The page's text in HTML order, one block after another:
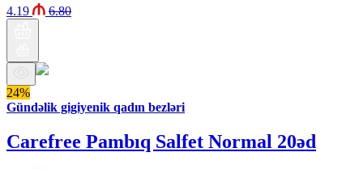
4.19 6.80
24%
Gündəlik gigiyenik qadın bezləri
Carefree Pambıq Salfet Normal 20əd